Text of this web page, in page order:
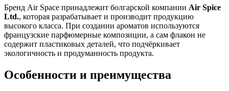
Бренд Air Space принадлежит болгарской компании Air Spice
Ltd., которая разрабатывает и производит продукцию
высокого класса. При создании ароматов используются
французские парфюмерные композиции, а сам флакон не
содержит пластиковых деталей, что подчёркивает
экологичность и продуманность продукта.
Особенности и преимущества